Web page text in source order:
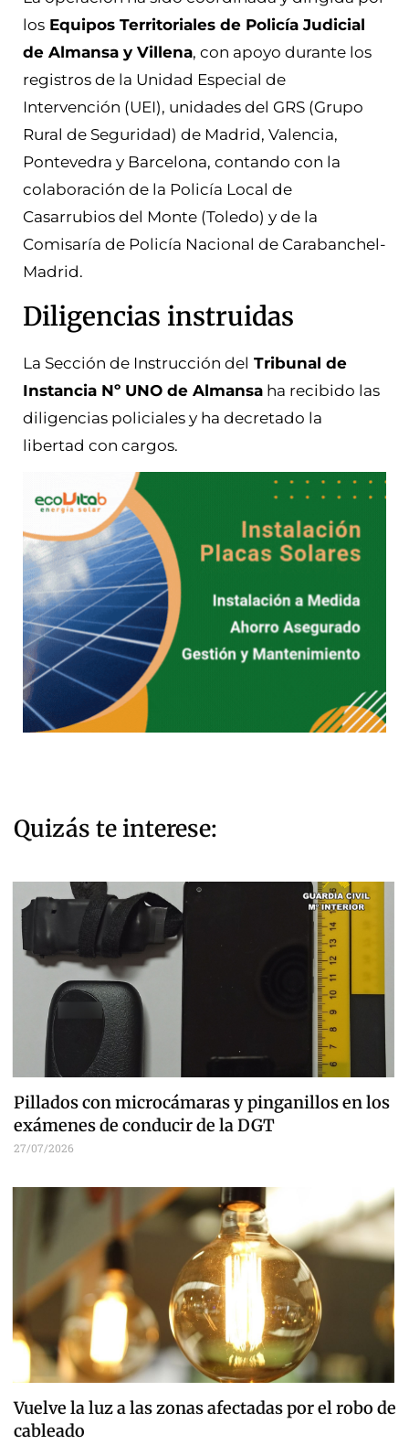
los Equipos Territoriales de Policía Judicial
de Almansa y Villena, con apoyo durante los
registros de la Unidad Especial de
Intervención (UEI), unidades del GRS (Grupo
Rural de Seguridad) de Madrid, Valencia,
Pontevedra y Barcelona, contando con la
colaboración de la Policía Local de
Casarrubios del Monte (Toledo) y de la
Comisaría de Policía Nacional de Carabanchel-
Madrid.
Diligencias instruidas
La Sección de Instrucción del Tribunal de
Instancia Nº UNO de Almansa ha recibido las
diligencias policiales y ha decretado la
libertad con cargos.
Quizás te interese:
Pillados con microcámaras y pinganillos en los
exámenes de conducir de la DGT
27/07/2026
Vuelve la luz a las zonas afectadas por el robo de
cableado